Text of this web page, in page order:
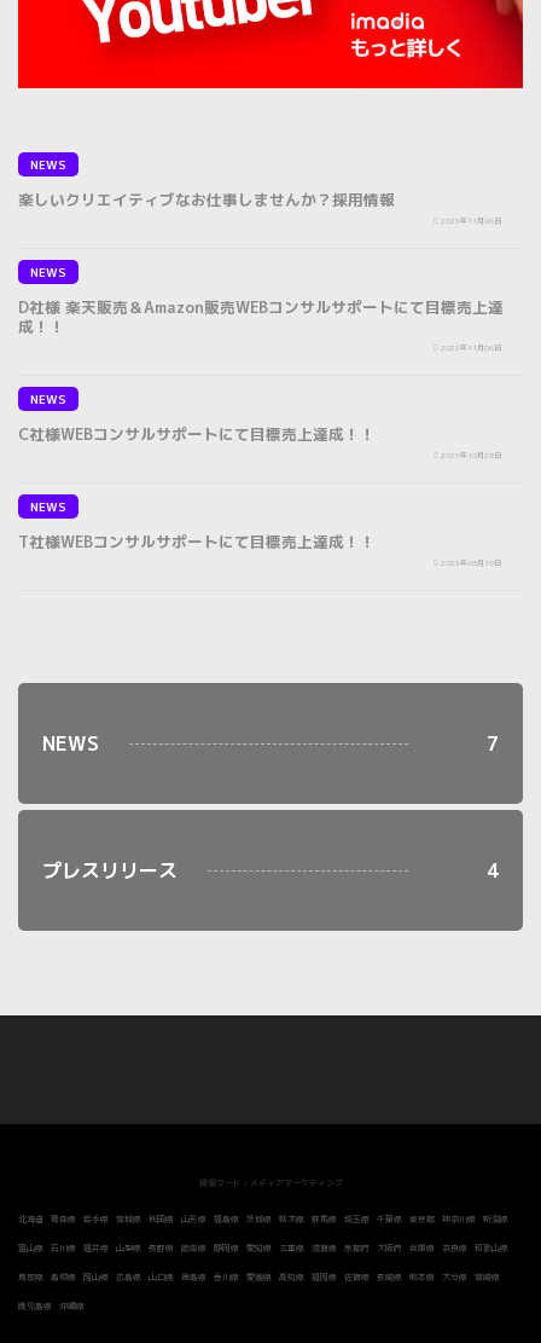
NEWS
楽しいクリエイティブなお仕事しませんか？採用情報
2023年11月06日
NEWS
D社様 楽天販売＆Amazon販売WEBコンサルサポートにて目標売上達
成！！
2023年11月06日
NEWS
C社様WEBコンサルサポートにて目標売上達成！！
2023年10月28日
NEWS
T社様WEBコンサルサポートにて目標売上達成！！
2023年08月19日
NEWS 7
プレスリリース 4
検索ワード：メディアマーケティング
北海道 青森県 岩手県 宮城県 秋田県 山形県 福島県 茨城県 栃木県 群馬県 埼玉県 千葉県 東京都 神奈川県 新潟県
富山県 石川県 福井県 山梨県 長野県 岐阜県 静岡県 愛知県 三重県 滋賀県 京都府 大阪府 兵庫県 奈良県 和歌山県
鳥取県 島根県 岡山県 広島県 山口県 徳島県 香川県 愛媛県 高知県 福岡県 佐賀県 長崎県 熊本県 大分県 宮崎県
鹿児島県 沖縄県